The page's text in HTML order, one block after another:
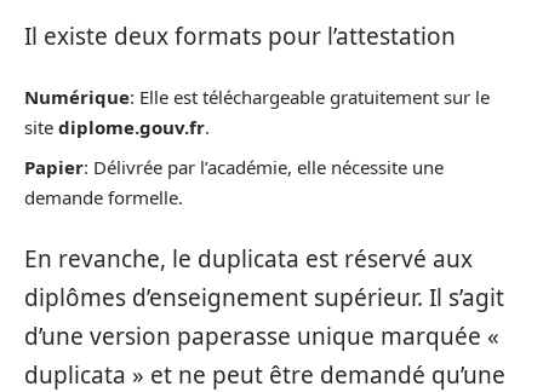
Il existe deux formats pour l’attestation
Numérique: Elle est téléchargeable gratuitement sur le
site diplome.gouv.fr.
Papier: Délivrée par l’académie, elle nécessite une
demande formelle.
En revanche, le duplicata est réservé aux
diplômes d’enseignement supérieur. Il s’agit
d’une version paperasse unique marquée «
duplicata » et ne peut être demandé qu’une